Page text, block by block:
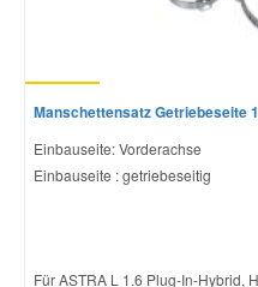
Manschettensatz Getriebeseite
Einbauseite: Vorderachse
Einbauseite : getriebeseitig
Für ASTRA L 1.6 Plug-In-Hybrid,